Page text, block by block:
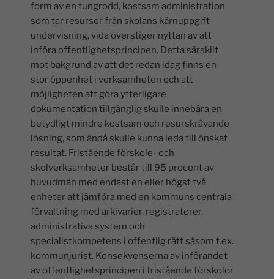
form av en tungrodd, kostsam administration
som tar resurser från skolans kärnuppgift
undervisning, vida överstiger nyttan av att
införa offentlighetsprincipen. Detta särskilt
mot bakgrund av att det redan idag finns en
stor öppenhet i verksamheten och att
möjligheten att göra ytterligare
dokumentation tillgänglig skulle innebära en
betydligt mindre kostsam och resurskrävande
lösning, som ändå skulle kunna leda till önskat
resultat. Fristående förskole- och
skolverksamheter består till 95 procent av
huvudmän med endast en eller högst två
enheter att jämföra med en kommuns centrala
förvaltning med arkivarier, registratorer,
administrativa system och
specialistkompetens i offentlig rätt såsom t.ex.
kommunjurist. Konsekvenserna av införandet
av offentlighetsprincipen i fristående förskolor